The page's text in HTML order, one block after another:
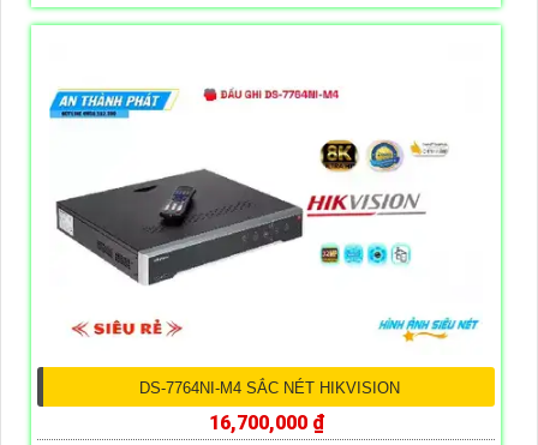
DS-7764NI-M4 SẮC NÉT HIKVISION
16,700,000 ₫